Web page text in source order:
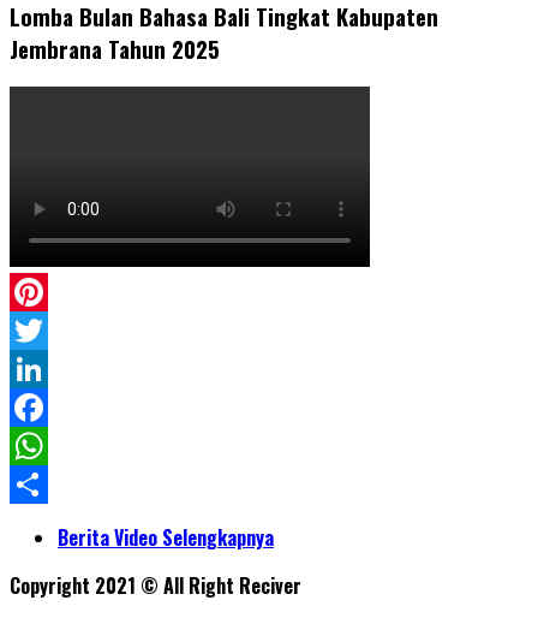
Lomba Bulan Bahasa Bali Tingkat Kabupaten
Jembrana Tahun 2025
Pinterest
Twitter
LinkedIn
Facebook
WhatsApp
ShareBerita Video Selengkapnya
Copyright 2021 © All Right Reciver